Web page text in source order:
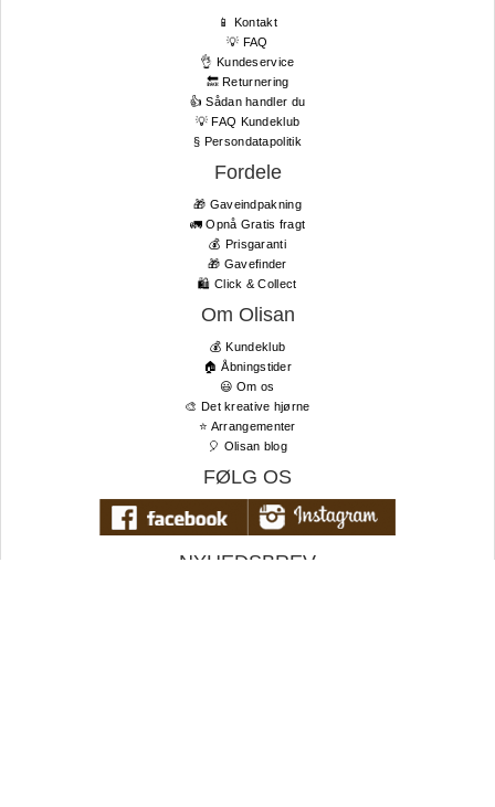
📱 Kontakt
💡 FAQ
👌 Kundeservice
🔙 Returnering
👍 Sådan handler du
💡 FAQ Kundeklub
§ Persondatapolitik
Fordele
🎁 Gaveindpakning
🚛 Opnå Gratis fragt
💰 Prisgaranti
🎁 Gavefinder
🛍 Click & Collect
Om Olisan
💰 Kundeklub
🏠 Åbningstider
😃 Om os
🎨 Det kreative hjørne
⭐️ Arrangementer
🎈 Olisan blog
FØLG OS
NYHEDSBREV